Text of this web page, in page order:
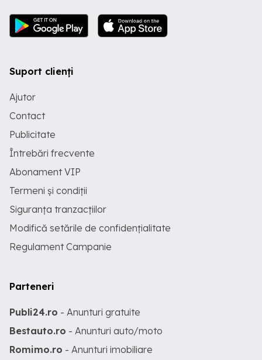
Suport clienți
Ajutor
Contact
Publicitate
Întrebări frecvente
Abonament VIP
Termeni și condiții
Siguranța tranzacțiilor
Modifică setările de confidențialitate
Regulament Campanie
Parteneri
Publi24.ro - Anunturi gratuite
Bestauto.ro - Anunturi auto/moto
Romimo.ro - Anunturi imobiliare